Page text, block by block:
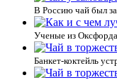
В Россию чай был
Ученые из
Банкет-коктейль